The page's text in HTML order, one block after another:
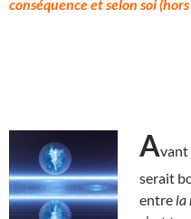
conséquence et selon soi
Avant
serait
entre la